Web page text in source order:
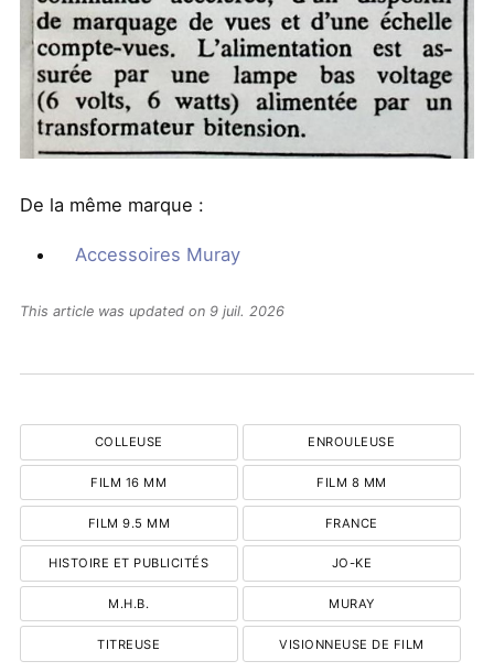
De la même marque :
Accessoires Muray
This article was updated on 9 juil. 2026
COLLEUSE ENROULEUSE
FILM 16 MM FILM 8 MM
FILM 9.5 MM FRANCE
HISTOIRE ET PUBLICITÉS JO-KE
M.H.B. MURAY
TITREUSE VISIONNEUSE DE FILM